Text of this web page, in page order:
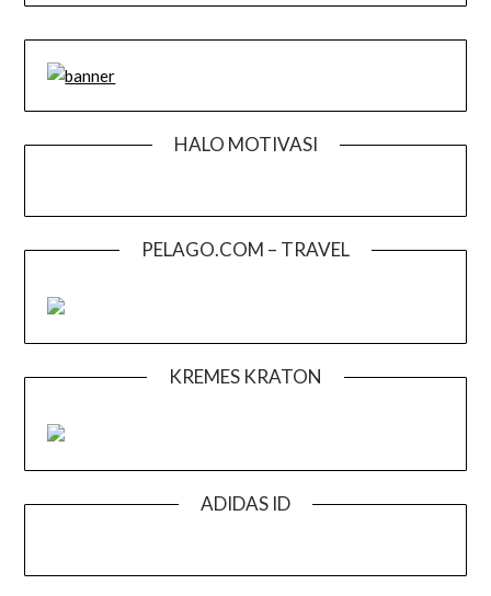
HALO MOTIVASI
PELAGO.COM – TRAVEL
KREMES KRATON
ADIDAS ID